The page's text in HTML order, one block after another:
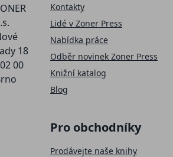
18
00
Kontakty
Lidé v Zoner Press
Nabídka práce
Odběr novinek Zoner Press
Knižní katalog
Blog
Pro obchodníky
Prodávejte naše knihy